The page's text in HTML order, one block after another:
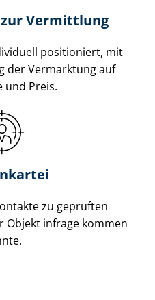
Vermittlung
positioniert, mit
der Vermarktung auf
und Preis.
zu geprüften
Objekt infrage kommen